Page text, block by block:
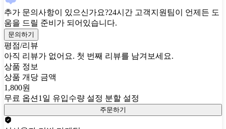
추가 문의사항이 있으신가요?24시간 고객지원팀이 언제든 도
움을 드릴 준비가 되어있습니다.
문의하기
평점/리뷰
아직 리뷰가 없어요. 첫 번째 리뷰를 남겨보세요.
상품 정보
상품 개당 금액
1,800원
무료 옵션 1일 유입수량 설정 분할 설정
주문하기